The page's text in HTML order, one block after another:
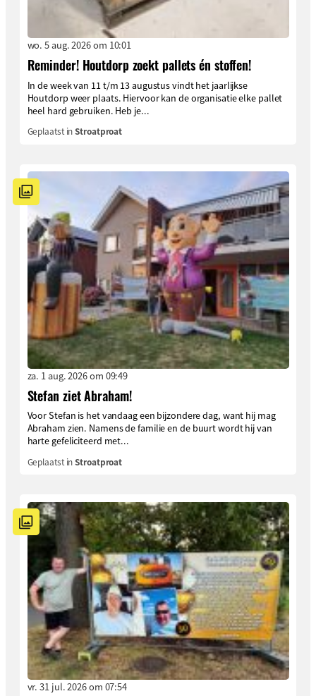
wo. 5 aug. 2026 om 10:01
Reminder! Houtdorp zoekt pallets én stoffen!
In de week van 11 t/m 13 augustus vindt het jaarlijkse
Houtdorp weer plaats. Hiervoor kan de organisatie elke pallet
heel hard gebruiken. Heb je...
Geplaatst inStroatproat
za. 1 aug. 2026 om 09:49
Stefan ziet Abraham!
Voor Stefan is het vandaag een bijzondere dag, want hij mag
Abraham zien. Namens de familie en de buurt wordt hij van
harte gefeliciteerd met...
Geplaatst inStroatproat
vr. 31 jul. 2026 om 07:54